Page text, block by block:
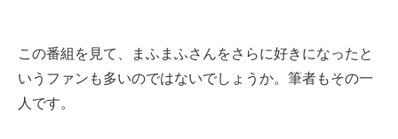
この番組を見て、まふまふさんをさらに好きになったと
いうファンも多いのではないでしょうか。筆者もその一
人です。